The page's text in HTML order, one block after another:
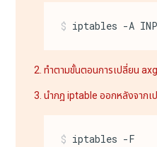
iptables -A
ทำตามขั้นตอนการเปลี่ยน
นำกฎ iptable ออกหลังจาก
iptables -F